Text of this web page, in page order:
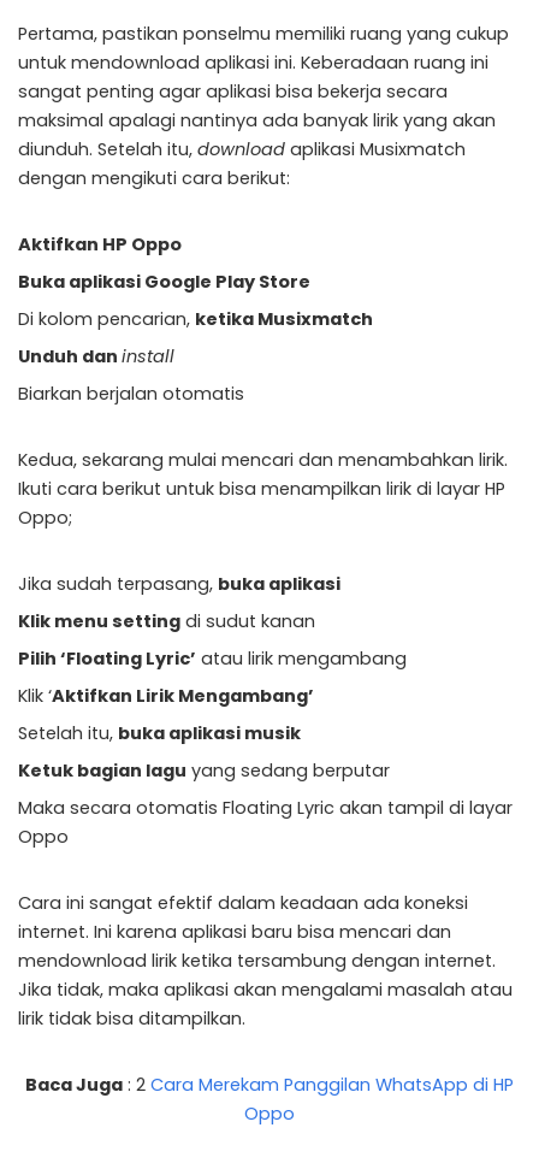
Pertama, pastikan ponselmu memiliki ruang yang cukup
untuk mendownload aplikasi ini. Keberadaan ruang ini
sangat penting agar aplikasi bisa bekerja secara
maksimal apalagi nantinya ada banyak lirik yang akan
diunduh. Setelah itu, download aplikasi Musixmatch
dengan mengikuti cara berikut:
Aktifkan HP Oppo
Buka aplikasi Google Play Store
Di kolom pencarian, ketika Musixmatch
Unduh dan install
Biarkan berjalan otomatis
Kedua, sekarang mulai mencari dan menambahkan lirik.
Ikuti cara berikut untuk bisa menampilkan lirik di layar HP
Oppo;
Jika sudah terpasang, buka aplikasi
Klik menu setting di sudut kanan
Pilih ‘Floating Lyric’ atau lirik mengambang
Klik ‘Aktifkan Lirik Mengambang’
Setelah itu, buka aplikasi musik
Ketuk bagian lagu yang sedang berputar
Maka secara otomatis Floating Lyric akan tampil di layar
Oppo
Cara ini sangat efektif dalam keadaan ada koneksi
internet. Ini karena aplikasi baru bisa mencari dan
mendownload lirik ketika tersambung dengan internet.
Jika tidak, maka aplikasi akan mengalami masalah atau
lirik tidak bisa ditampilkan.
Baca Juga : 2 Cara Merekam Panggilan WhatsApp di HP
Oppo